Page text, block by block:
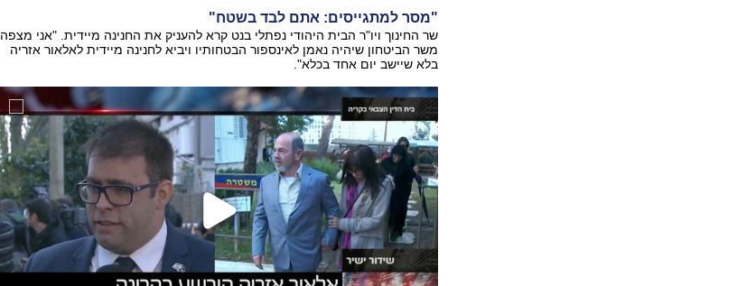
"מסר למתגייסים: אתם לבד בשטח"
שר החינוך ויו"ר הבית היהודי נפתלי בנט קרא להעניק את החנינה מיידית. "אני מצפה
משר הביטחון שיהיה נאמן לאינספור הבטחותיו ויביא לחנינה מיידית לאלאור אזריה
בלא שיישב יום אחד בכלא".